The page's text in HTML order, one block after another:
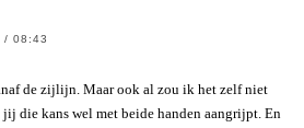
/ 08:43
de zijlijn. Maar ook al zou ik het zelf niet
die kans wel met beide handen aangrijpt. En